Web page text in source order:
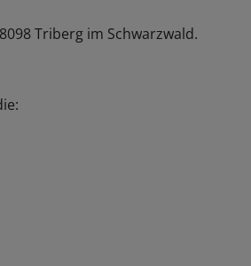
Triberg im Schwarzwald.